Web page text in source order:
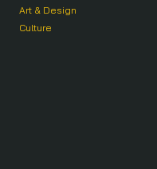
Art & Design
Culture